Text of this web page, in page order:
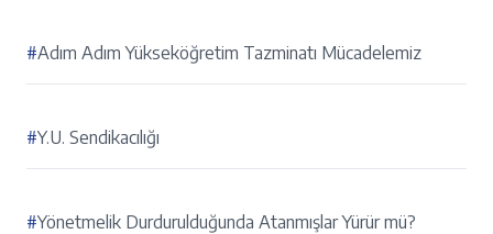
#Adım Adım Yükseköğretim Tazminatı Mücadelemiz
#Y.U. Sendikacılığı
#Yönetmelik Durdurulduğunda Atanmışlar Yürür mü?